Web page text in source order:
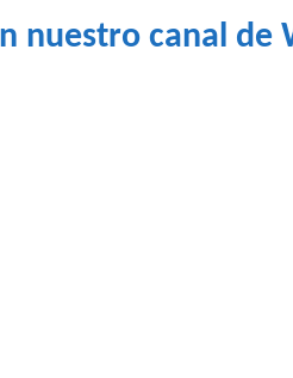
nuestro canal de